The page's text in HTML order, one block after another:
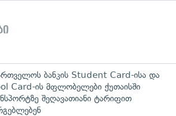
ბანკის Student Card-ისა და
Card-ის მფლობელები ქუთაისში
შეღავათიანი ტარიფით